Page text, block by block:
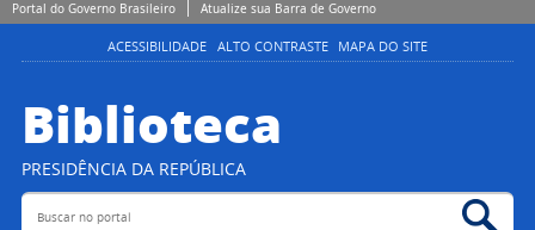
Portal do Governo Brasileiro Atualize sua Barra de Governo
ACESSIBILIDADE ALTO CONTRASTE MAPA DO SITE
Biblioteca
PRESIDÊNCIA DA REPÚBLICA
Buscar no portal